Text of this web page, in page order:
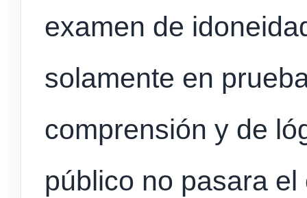
examen de
solamente en
comprensión y de
público no pasara